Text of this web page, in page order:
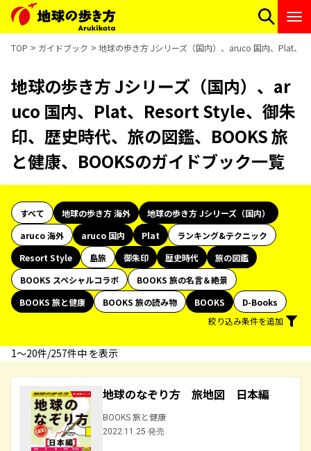
TOP ガイドブック 地球の歩き方 Jシリーズ（国内）、aruco 国内、Plat、
地球の歩き方 Jシリーズ（国内）、ar
uco 国内、Plat、Resort Style、御朱
印、歴史時代、旅の図鑑、BOOKS 旅
と健康、BOOKSのガイドブック一覧
すべて 地球の歩き方 海外
地球の歩き方 Jシリーズ（国内）
aruco 海外
aruco 国内 Plat
ランキング&テクニック
Resort Style
島旅 御朱印 歴史時代
旅の図鑑
BOOKS スペシャルコラボ
BOOKS 旅の名言＆絶景
BOOKS 旅と健康
BOOKS 旅の読み物 BOOKS
D-Books
絞り込み条件を追加
1〜20件/257件中 を表示
地球のなぞり方 旅地図 日本編
BOOKS 旅と健康
2022.11.25 発売